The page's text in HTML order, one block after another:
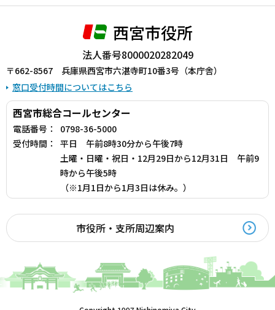
西宮市役所
法人番号8000020282049
〒662-8567 兵庫県西宮市六湛寺町10番3号（本庁舎）
窓口受付時間についてはこちら
西宮市総合コールセンター
電話番号：
0798-36-5000
受付時間：
平日 午前8時30分から午後7時
土曜・日曜・祝日・12月29日から12月31日 午前9
時から午後5時
（※1月1日から1月3日は休み。）
市役所・支所周辺案内